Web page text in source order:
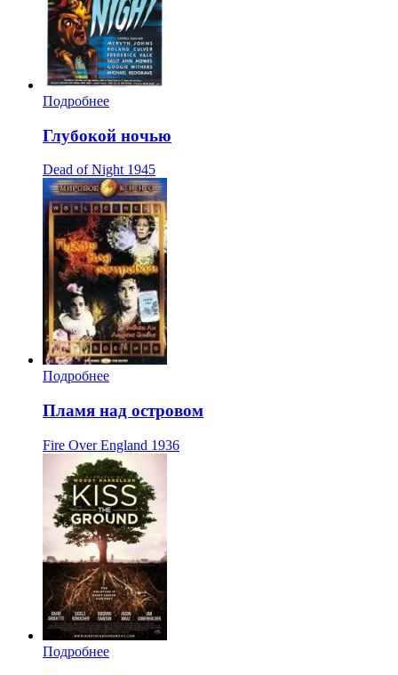
Подробнее
Глубокой ночью
Dead of Night 1945
Подробнее
Пламя над островом
Fire Over England 1936
Подробнее